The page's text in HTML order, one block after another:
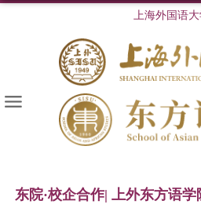
上海外国语
东院·校企合作| 上外东方语